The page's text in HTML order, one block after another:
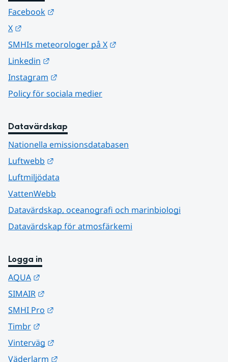
Facebook
X
SMHIs meteorologer på X
Linkedin
Instagram
Policy för sociala medier
Datavärdskap
Nationella emissionsdatabasen
Luftwebb
Luftmiljödata
VattenWebb
Datavärdskap, oceanografi och marinbiologi
Datavärdskap för atmosfärkemi
Logga in
AQUA
SIMAIR
SMHI Pro
Timbr
Vinterväg
Väderlarm